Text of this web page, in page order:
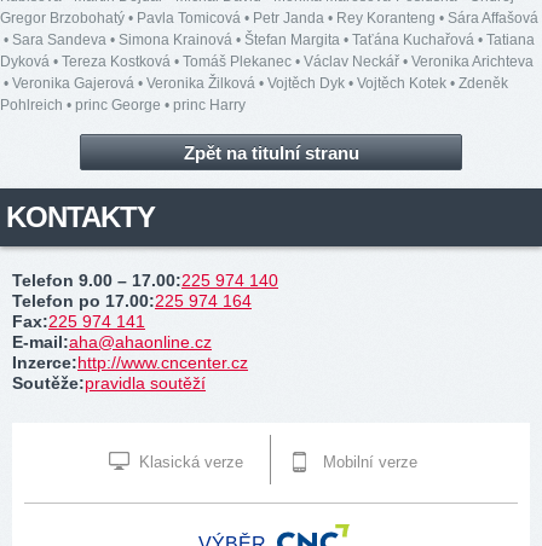
Gregor Brzobohatý • Pavla Tomicová • Petr Janda • Rey Koranteng • Sára Affašová
• Sara Sandeva • Simona Krainová • Štefan Margita • Taťána Kuchařová • Tatiana
Dyková • Tereza Kostková • Tomáš Plekanec • Václav Neckář • Veronika Arichteva
• Veronika Gajerová • Veronika Žilková • Vojtěch Dyk • Vojtěch Kotek • Zdeněk
Pohlreich • princ George • princ Harry
Zpět na titulní stranu
KONTAKTY
Telefon 9.00 – 17.00:225 974 140
Telefon po 17.00:225 974 164
Fax:225 974 141
E-mail:aha@ahaonline.cz
Inzerce:http://www.cncenter.cz
Soutěže:pravidla soutěží
Klasická verze Mobilní verze